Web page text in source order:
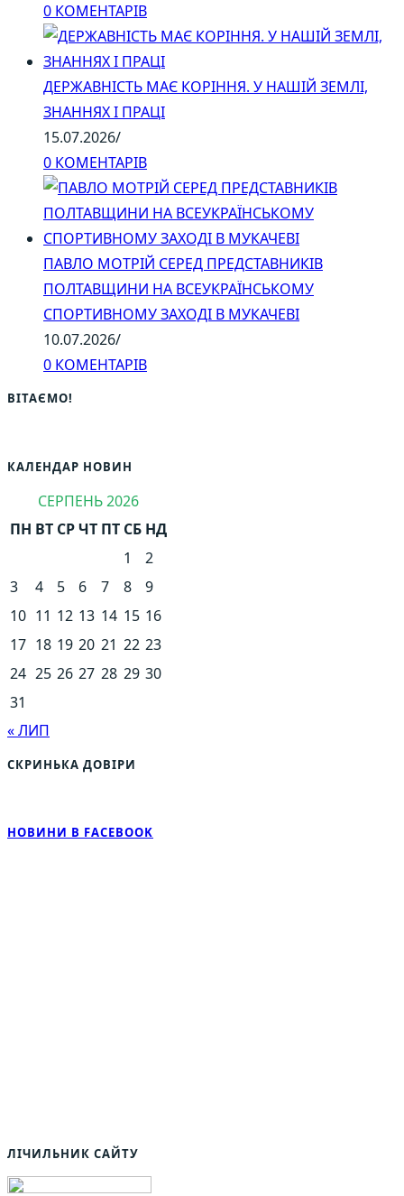
0 КОМЕНТАРІВ
ДЕРЖАВНІСТЬ МАЄ КОРІННЯ. У НАШІЙ ЗЕМЛІ,
ЗНАННЯХ І ПРАЦІ
15.07.2026/
0 КОМЕНТАРІВ
ПАВЛО МОТРІЙ СЕРЕД ПРЕДСТАВНИКІВ
ПОЛТАВЩИНИ НА ВСЕУКРАЇНСЬКОМУ
СПОРТИВНОМУ ЗАХОДІ В МУКАЧЕВІ
10.07.2026/
0 КОМЕНТАРІВ
ВІТАЄМО!
КАЛЕНДАР НОВИН
СЕРПЕНЬ 2026
ПН ВТ СРЧТ ПТ СБ НД
1
2
3
4 5 6 7 8
9
10 11 12 13 14 15 16
17 18 19 20 21 22 23
24 25 26 27 28 29 30
31
« ЛИП
СКРИНЬКА ДОВІРИ
НОВИНИ В FACEBOOK
ЛІЧИЛЬНИК САЙТУ